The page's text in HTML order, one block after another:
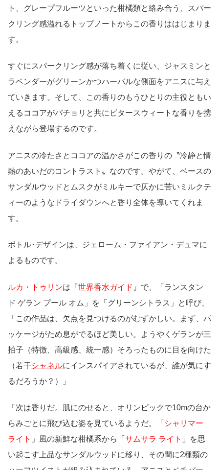
ト、グレープフルーツといった柑橘類と絡み合う、スパー
クリング感溢れるトップノートからこの香りははじまりま
す。
すぐにスパークリング感が落ち着くに従い、ジャスミンと
ラベンダーがグリーンかつハーバルな側面をアニスに与え
ていきます。そして、この香りのもうひとりの主役ともい
えるココアがパチョリと共にビタースウィートな香りを携
えながら登場するのです。
アニスの冷たさとココアの温かさがこの香りの〝冷静と情
熱のあいだのコントラスト〟なのです。やがて、ベースの
サンダルウッドとムスクがミルキーで仄かに苦いミルクテ
ィーのようなドライダウンへと香り全体を導いてくれま
す。
ボトル･デザインは、ジェローム・ファイアン・デュマに
よるものです。
ルカ・トゥリンは『世界香水ガイド 』で、「ランスタン
ド ゲラン プール オム」を「グリーンシトラス」と呼び、
「この作品は、欠点を見つけるのがむずかしい。まず、パ
ッケージがため息がでるほど美しい。ようやくゲランが三
拍子（特徴、高級感、統一感）そろったものに目を向けた
（若干シャネルにインスパイアされているが、誰が気にす
るだろうか？）」
「次は香りだ。肌にのせると、オリンピックで10mの台か
らみごとに飛び込む姿を見ているようだ。「 シャリマー
ライト 」風の新鮮な柑橘系から「 サムサラ ライト 」を思
い起こす上品なサンダルウッドに移り、その間に2種類の